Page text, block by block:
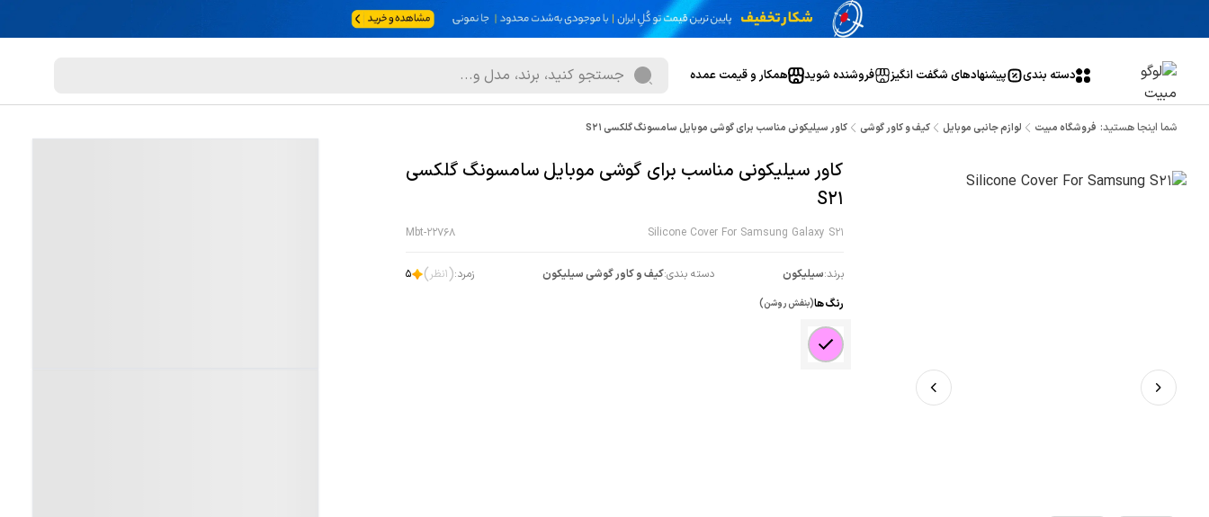
دسته بندی پیشنهاد‌های شگفت انگیز فروشنده شوید همکار و قیمت عمده
شما اینجا هستید: فروشگاه مبیت لوازم جانبی موبایل کیف و کاور گوشی کاور سیلیکونی مناسب برای گوشی موبایل سامسونگ گلکسی S21
کاور سیلیکونی مناسب برای گوشی موبایل سامسونگ گلکسی
S21
Silicone Cover For Samsung Galaxy S21
Mbt-22768
برند:سیلیکون دسته بندی:کیف و کاور گوشی سیلیکون زمرد:(
1نظر)
5
رنگ ها(بنفش روشن)